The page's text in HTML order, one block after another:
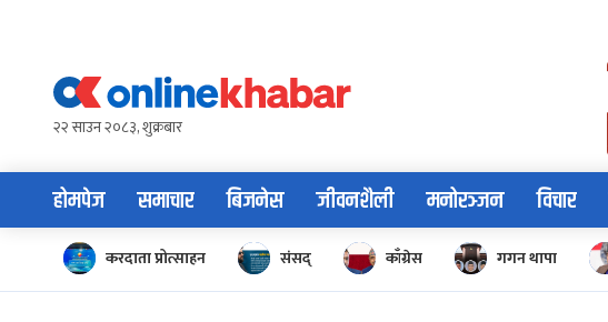
content२२ साउन २०८३, शुक्रबार
होमपेज समाचार बिजनेस जीवनशैली मनोरञ्जन विचार
करदाता प्रोत्साहन संसद् काँग्रेस गगन थापा